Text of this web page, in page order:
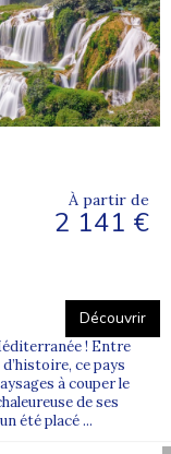
À partir de
2 141 €
Découvrir
! Entre
ce pays
à couper le
de ses
été placé ...